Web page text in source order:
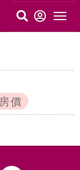
房價